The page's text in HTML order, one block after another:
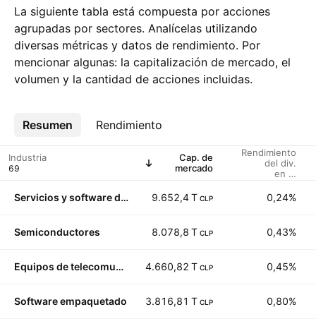
La siguiente tabla está compuesta por acciones
agrupadas por sectores. Analícelas utilizando
diversas métricas y datos de rendimiento. Por
mencionar algunas: la capitalización de mercado, el
volumen y la cantidad de acciones incluidas.
Resumen Rendimiento
Más
Industria
Cap. de
mercado
Rendimiento
del div.
en %
Servicios y software de Internet 9.652,4 T CLP 0,24%
Semiconductores 8.078,8 T CLP 0,43%
Equipos de telecomunicaciones 4.660,82 T CLP 0,45%
Software empaquetado 3.816,81 T CLP 0,80%